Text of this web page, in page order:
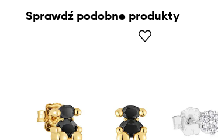
Sprawdź podobne produkty